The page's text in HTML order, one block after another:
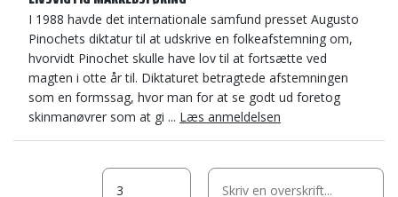
I 1988 havde det internationale samfund presset Augusto
Pinochets diktatur til at udskrive en folkeafstemning om,
hvorvidt Pinochet skulle have lov til at fortsætte ved
magten i otte år til. Diktaturet betragtede afstemningen
som en formssag, hvor man for at se godt ud foretog
skinmanøvrer som at gi ... Læs anmeldelsen